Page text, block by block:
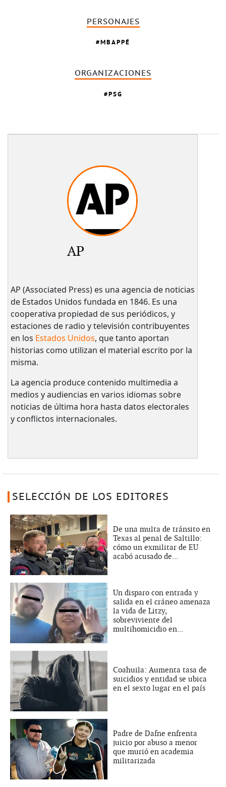
PERSONAJES
MBAPPÉ
ORGANIZACIONES
PSG
AP
AP (Associated Press) es una agencia de noticias
de Estados Unidos fundada en 1846. Es una
cooperativa propiedad de sus periódicos, y
estaciones de radio y televisión contribuyentes
en los Estados Unidos, que tanto aportan
historias como utilizan el material escrito por la
misma.
La agencia produce contenido multimedia a
medios y audiencias en varios idiomas sobre
noticias de última hora hasta datos electorales
y conflictos internacionales.
SELECCIÓN DE LOS EDITORES
De una multa de tránsito en
Texas al penal de Saltillo:
cómo un exmilitar de EU
acabó acusado de...
Un disparo con entrada y
salida en el cráneo amenaza
la vida de Litzy,
sobreviviente del
multihomicidio en...
Coahuila: Aumenta tasa de
suicidios y entidad se ubica
en el sexto lugar en el país
Padre de Dafne enfrenta
juicio por abuso a menor
que murió en academia
militarizada